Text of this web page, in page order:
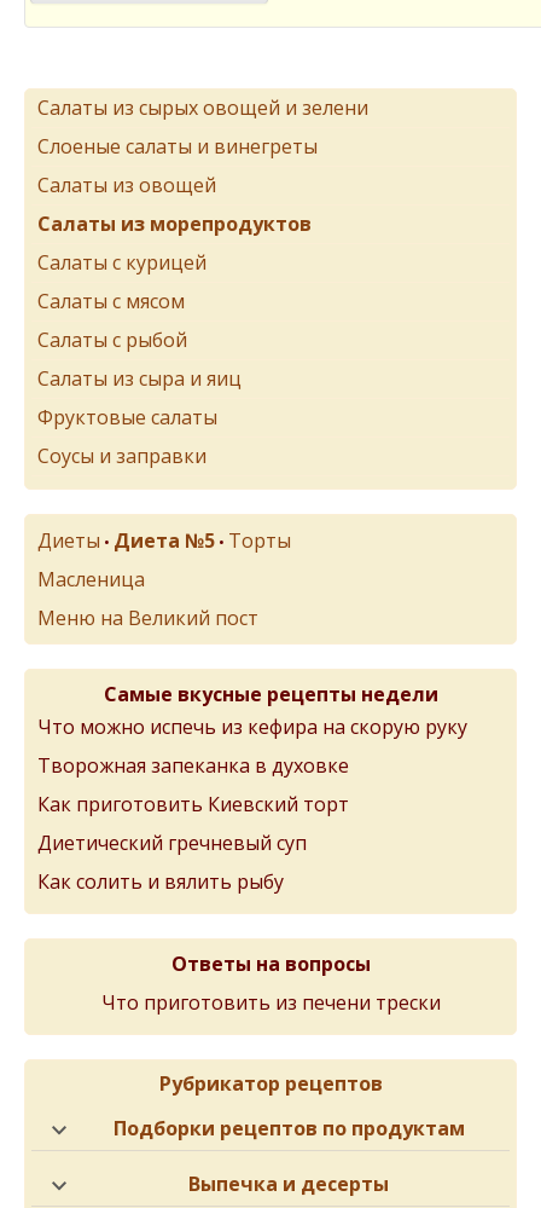
Салаты из сырых овощей и зелени
Слоеные салаты и винегреты
Салаты из овощей
Салаты из морепродуктов
Салаты с курицей
Салаты с мясом
Салаты с рыбой
Салаты из сыра и яиц
Фруктовые салаты
Соусы и заправки
Диеты • Диета №5 • Торты
Масленица
Меню на Великий пост
Самые вкусные рецепты недели
Что можно испечь из кефира на скорую руку
Творожная запеканка в духовке
Как приготовить Киевский торт
Диетический гречневый суп
Как солить и вялить рыбу
Ответы на вопросы
Что приготовить из печени трески
Рубрикатор рецептов
Подборки рецептов по продуктам
Выпечка и десерты